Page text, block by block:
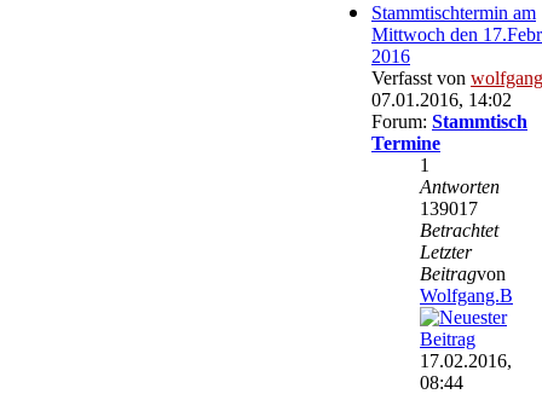
Stammtischtermin am
Mittwoch den
2016
Verfasst von wolfgang
07.01.2016, 14:02
Forum: Stammtisch
Termine
1
Antworten
139017
Betrachtet
Letzter
Beitragvon
Wolfgang.B
17.02.2016,
08:44